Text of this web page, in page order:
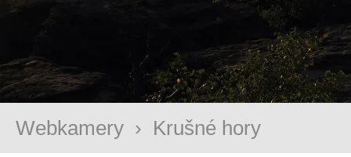
Webkamery › Krušné hory